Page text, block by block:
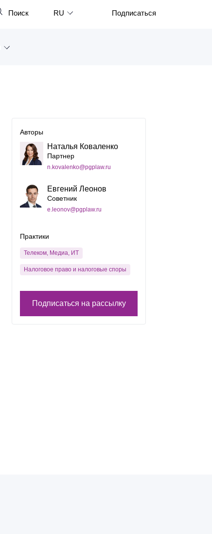
Закрыть
Поиск RU
Français
日本語
Português
Türkçe
Подписаться
Авторы
Наталья Коваленко
Партнер
n.kovalenko@pgplaw.ru
Евгений Леонов
Советник
e.leonov@pgplaw.ru
Практики
Телеком, Медиа, ИТ
Налоговое право и налоговые споры
Подписаться на рассылку